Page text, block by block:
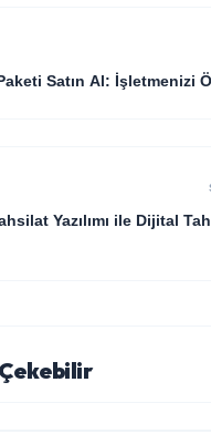
Satın Al: İşletmenizi
Yazılımı ile Dijital
Bir Genç Deha